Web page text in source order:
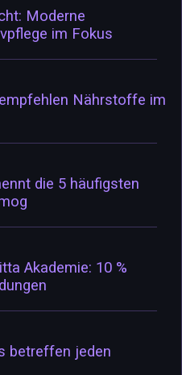
Moderne
im Fokus
Nährstoffe im
die 5 häufigsten
Akademie: 10 %
betreffen jeden